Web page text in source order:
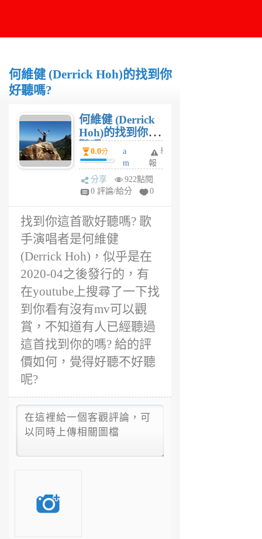
何維健 (Derrick Hoh)的找到你
好聽嗎?
何維健 (Derrick
Hoh)的找到你好
聽嗎?
0.0分
a
m
y
w
年
舉
報
分享
922點閱
0 評論/給分
0
找到你這首歌好聽嗎? 歌
手演唱者是何維健
(Derrick Hoh)，似乎是在
2020-04之後發行的，有
在youtube上搜尋了一下找
到你看有沒有mv可以觀
賞，不知道有人已經聽過
這首找到你的嗎? 給的評
價如何，覺得好聽不好聽
呢?